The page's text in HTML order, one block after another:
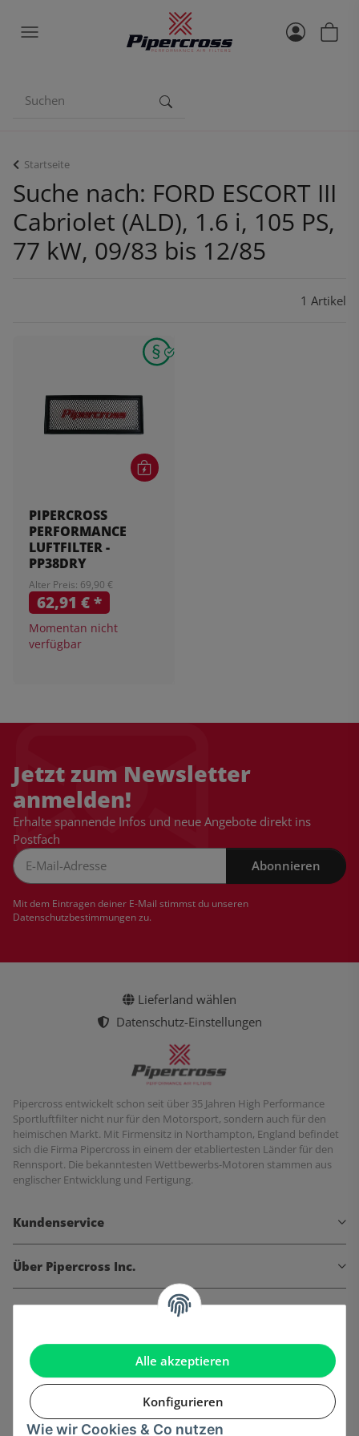
Alle akzeptieren
Konfigurieren
Wie wir Cookies & Co nutzen
Startseite
Suche nach: FORD ESCORT III
Cabriolet (ALD), 1.6 i, 105 PS,
77 kW, 09/83 bis 12/85
1 Artikel
PIPERCROSS
PERFORMANCE
LUFTFILTER -
PP38DRY
Alter Preis: 69,90 €
62,91 €*
Momentan nicht
verfügbar
Jetzt zum Newsletter
anmelden!
Erhalte spannende Infos und neue Angebote direkt ins
Postfach
Abonnieren
Mit dem Eintragen deiner E-Mail stimmst du unseren
Datenschutzbestimmungenzu.
Lieferland wählen
Datenschutz-Einstellungen
Pipercross entwickelt schon seit über 35 Jahren High Performance
Sportluftfilter nicht nur für den Motorsport, sondern auch für den
heimischen Markt. Mit Firmensitz in Northampton, England befindet
sich die Firma Pipercross in einem der etabliertesten Länder für den
Rennsport. Die bekanntesten Wettbewerbs-Motoren stammen aus
englischer Entwicklung und Fertigung.
Kundenservice
Über Pipercross Inc.
Informationen
Gesetzliche Informationen